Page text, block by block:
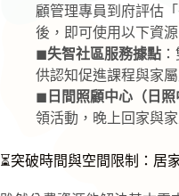
顧管理專員到府評估
後，即可使用以下資源
◼失智社區服務據點
供認知促進課程與家
◼ 日間照顧中心（日照
領活動，晚上回家與家
⏳突破時間與空間限制：居